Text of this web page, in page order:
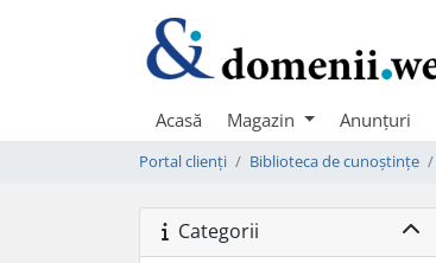
Acasă Magazin Anunțuri
Portal clienți Biblioteca de cunoștințe
Categorii